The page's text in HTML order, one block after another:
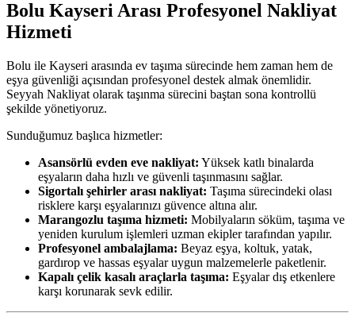
Bolu Kayseri Arası Profesyonel Nakliyat
Hizmeti
Bolu ile Kayseri arasında ev taşıma sürecinde hem zaman hem de
eşya güvenliği açısından profesyonel destek almak önemlidir.
Seyyah Nakliyat olarak taşınma sürecini baştan sona kontrollü
şekilde yönetiyoruz.
Sunduğumuz başlıca hizmetler:
Asansörlü evden eve nakliyat: Yüksek katlı binalarda
eşyaların daha hızlı ve güvenli taşınmasını sağlar.
Sigortalı şehirler arası nakliyat: Taşıma sürecindeki olası
risklere karşı eşyalarınızı güvence altına alır.
Marangozlu taşıma hizmeti: Mobilyaların söküm, taşıma ve
yeniden kurulum işlemleri uzman ekipler tarafından yapılır.
Profesyonel ambalajlama: Beyaz eşya, koltuk, yatak,
gardırop ve hassas eşyalar uygun malzemelerle paketlenir.
Kapalı çelik kasalı araçlarla taşıma: Eşyalar dış etkenlere
karşı korunarak sevk edilir.